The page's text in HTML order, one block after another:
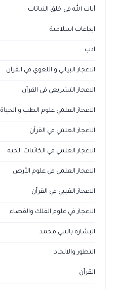
آيات الله في خلق النباتات
ابداعات اسلامية
ادب
الاعجاز البياني و اللغوي في القرآن
الاعجاز التشريعي في القرآن
الاعجاز العلمي علوم الطب و الحياة
الاعجاز العلمي في القرآن
الاعجاز العلمي في الكائنات الحية
الاعجاز العلمي في علوم الأرض
الاعجاز الغيبي في القرآن
الاعجاز في علوم الفلك والفضاء
البشارة بالنبي محمد
التطور والالحاد
القرآن